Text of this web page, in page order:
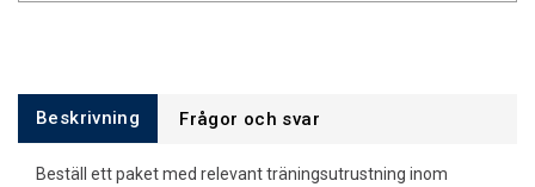
Beskrivning Frågor och svar
Beställ ett paket med relevant träningsutrustning inom